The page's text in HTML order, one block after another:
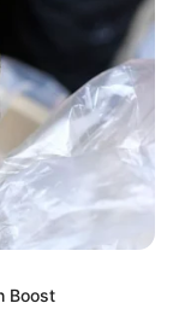
10:45
və aktrisa
Boost